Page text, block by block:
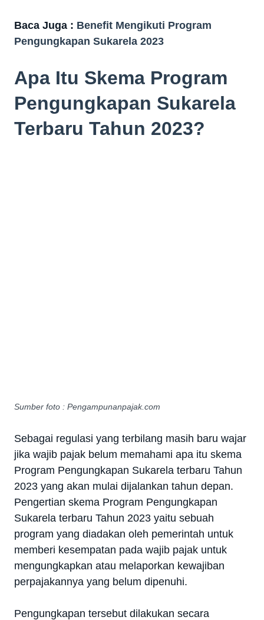
Baca Juga : Benefit Mengikuti Program
Pengungkapan Sukarela 2023
Apa Itu Skema Program
Pengungkapan Sukarela
Terbaru Tahun 2023?
Sumber foto : Pengampunanpajak.com
Sebagai regulasi yang terbilang masih baru wajar
jika wajib pajak belum memahami apa itu skema
Program Pengungkapan Sukarela terbaru Tahun
2023 yang akan mulai dijalankan tahun depan.
Pengertian skema Program Pengungkapan
Sukarela terbaru Tahun 2023 yaitu sebuah
program yang diadakan oleh pemerintah untuk
memberi kesempatan pada wajib pajak untuk
mengungkapkan atau melaporkan kewajiban
perpajakannya yang belum dipenuhi.
Pengungkapan tersebut dilakukan secara